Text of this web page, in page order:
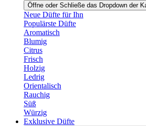
Öffne oder Schließe das Dropdown der
Neue Düfte für Ihn
Populärste Düfte
Aromatisch
Blumig
Citrus
Frisch
Holzig
Ledrig
Orientalisch
Rauchig
Süß
Würzig
Exklusive Düfte